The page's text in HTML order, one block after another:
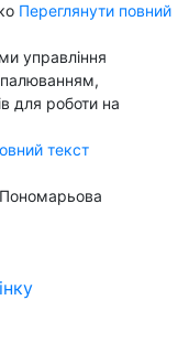
Переглянути повний
управління
для роботи на
текст